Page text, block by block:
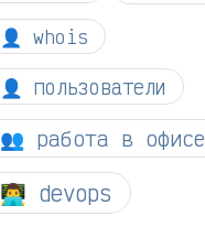
👤 whois
👤 пользователи
👥 работа в офисе
👨‍💻 devops